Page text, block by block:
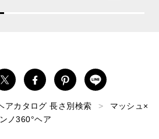
アカタログ 長さ別検索
マッシュ×
ノ360°ヘア